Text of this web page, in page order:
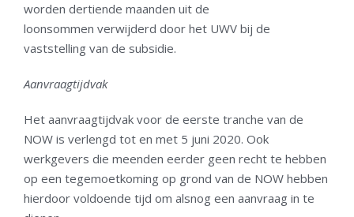
worden dertiende maanden uit de
loonsommen verwijderd door het UWV bij de
vaststelling van de subsidie.
Aanvraagtijdvak
Het aanvraagtijdvak voor de eerste tranche van de
NOW is verlengd tot en met 5 juni 2020. Ook
werkgevers die meenden eerder geen recht te hebben
op een tegemoetkoming op grond van de NOW hebben
hierdoor voldoende tijd om alsnog een aanvraag in te